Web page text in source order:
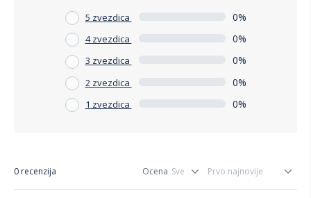
5 zvezdica 0%
4 zvezdica 0%
3 zvezdica 0%
2 zvezdica 0%
1 zvezdica 0%
0 recenzija Ocena